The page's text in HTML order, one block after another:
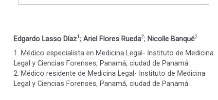
Edgardo Lasso Díaz1 ; Ariel Flores Rueda2; Nicolle Banqué2
1. Médico especialista en Medicina Legal- Instituto de Medicina
Legal y Ciencias Forenses, Panamá, ciudad de Panamá.
2. Médico residente de Medicina Legal- Instituto de Medicina
Legal y Ciencias Forenses, Panamá, ciudad de Panamá.